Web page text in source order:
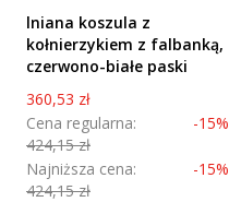
lniana koszula z
kołnierzykiem z falbanką,
czerwono-białe paski
Cena promocyjna
360,53 zł
Cena regularna:
424,15 zł
-15%
Najniższa cena:
424,15 zł
-15%